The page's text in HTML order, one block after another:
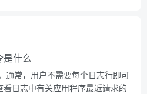
是什么
通常，用户不需要每个日志行即可
日志中有关应用程序最近请求的